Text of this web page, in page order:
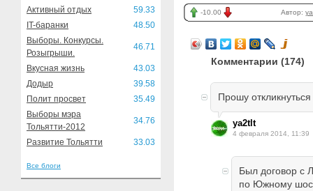
Активный отдых
59.33
IT-баранки
48.50
Выборы. Конкурсы.
Розыгрыши.
46.71
Вкусная жизнь
43.03
Додыр
39.58
Полит просвет
35.49
Выборы мэра
Тольятти-2012
34.76
Развитие Тольятти 33.03
Все блоги
-10.00 Автор:
Комментарии (174)
Прошу
ya2tlt
4 февраля 2014, 11:39
Был договор с
по Южному